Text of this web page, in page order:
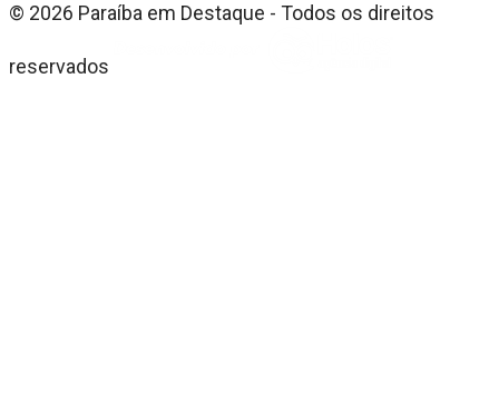
© 2026 Paraíba em Destaque - Todos os direitos
reservados